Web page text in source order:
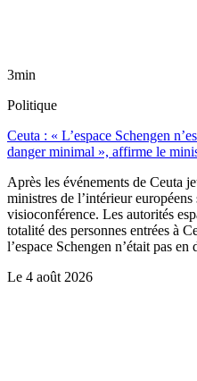
3min
Politique
Ceuta : « L’espace Schengen
danger minimal », affirme le
Après les événements de Ceuta
ministres de l’intérieur
visioconférence. Les autorités
totalité des personnes entrées à
l’espace Schengen n’était pas en
Le 4 août 2026